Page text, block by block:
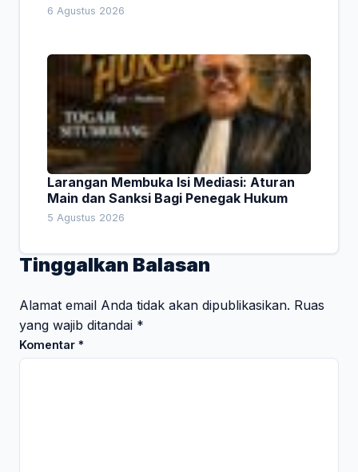
6 Agustus 2026
Larangan Membuka Isi Mediasi: Aturan
Main dan Sanksi Bagi Penegak Hukum
5 Agustus 2026
Tinggalkan Balasan
Alamat email Anda tidak akan dipublikasikan. Ruas
yang wajib ditandai *
Komentar *